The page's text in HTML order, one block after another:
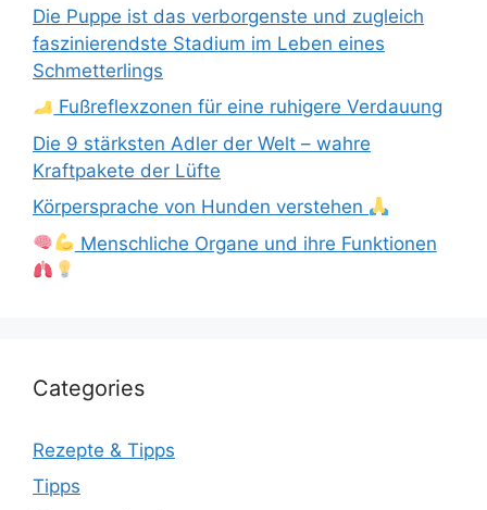
Die Puppe ist das verborgenste und zugleich
faszinierendste Stadium im Leben eines
Schmetterlings
Fußreflexzonen für eine ruhigere Verdauung
Die 9 stärksten Adler der Welt – wahre
Kraftpakete der Lüfte
Körpersprache von Hunden verstehen
Menschliche Organe und ihre Funktionen
Categories
Rezepte & Tipps
Tipps